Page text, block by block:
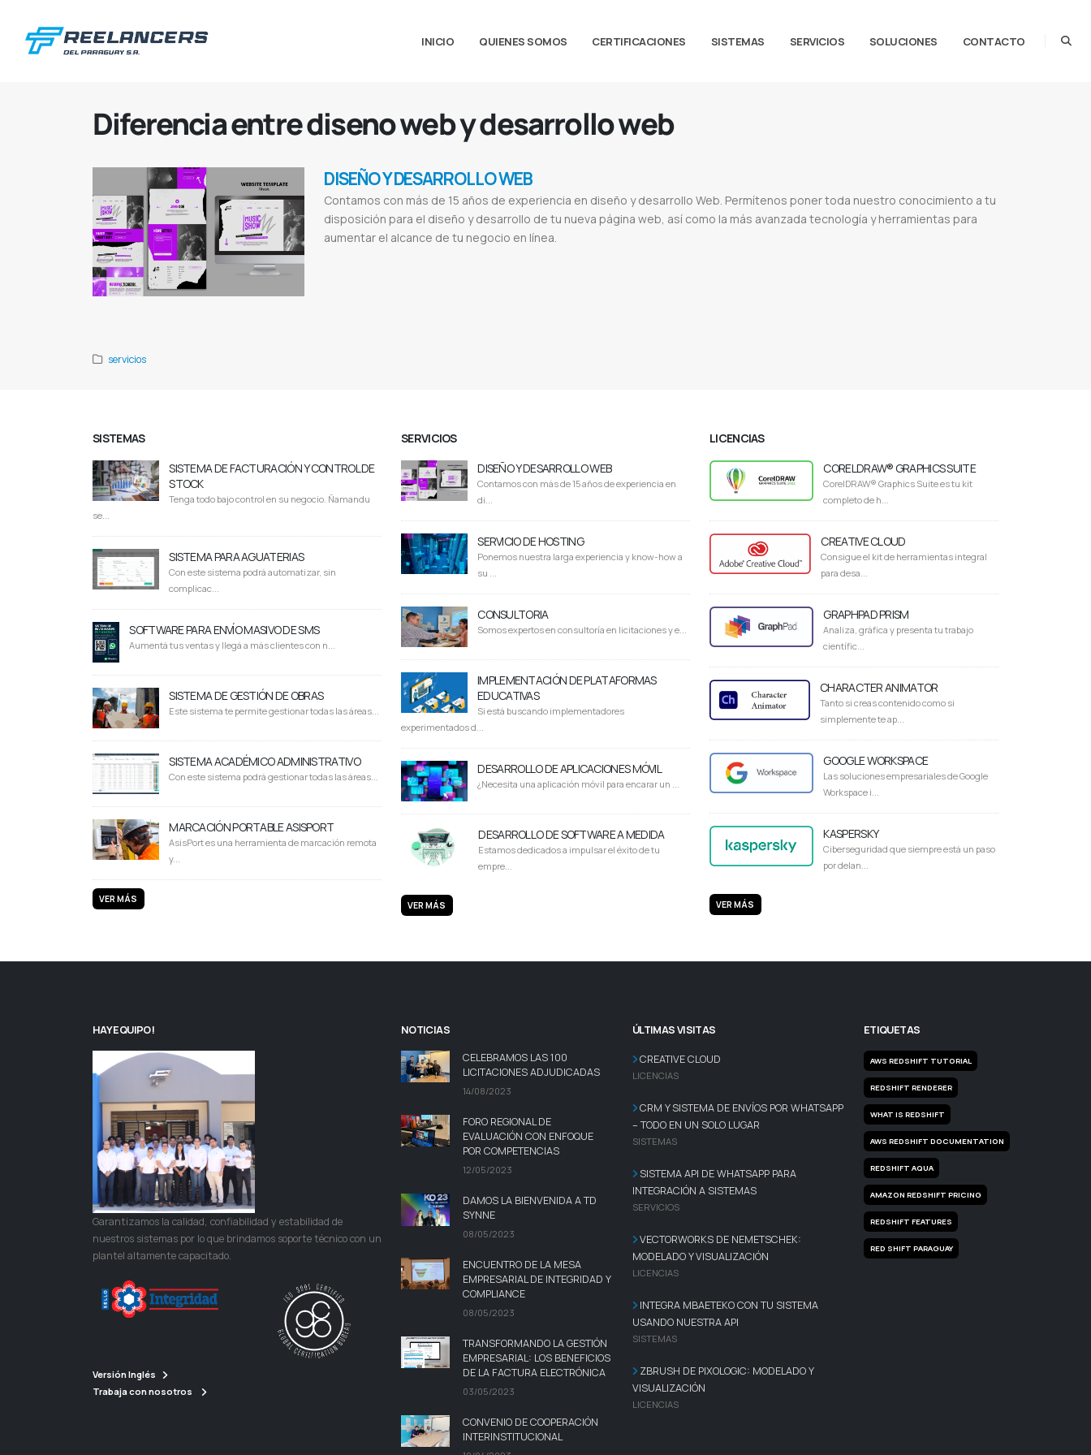
INICIO QUIENES SOMOS CERTIFICACIONES SISTEMAS SERVICIOS SOLUCIONES CONTACTO
Diferencia entre diseno web y desarrollo web
DISEÑO Y DESARROLLO WEB
Contamos con más de 15 años de experiencia en diseño y desarrollo Web. Permítenos poner toda nuestro conocimiento a tu
disposición para el diseño y desarrollo de tu nueva página web, así como la más avanzada tecnología y herramientas para
aumentar el alcance de tu negocio en línea.
servicios
SISTEMAS
SISTEMA DE FACTURACIÓN Y CONTROL DE
STOCK
Tenga todo bajo control en su negocio. Ñamandu
se...
SISTEMA PARA AGUATERIAS
Con este sistema podrá automatizar, sin
complicac...
SOFTWARE PARA ENVÍO MASIVO DE SMS
Aumentá tus ventas y llegá a más clientes con n...
SISTEMA DE GESTIÓN DE OBRAS
Este sistema te permite gestionar todas las áreas...
SISTEMA ACADÉMICO ADMINISTRATIVO
Con este sistema podrá gestionar todas las áreas...
MARCACIÓN PORTABLE ASISPORT
AsisPort es una herramienta de marcación remota
y...
VER MÁS
SERVICIOS
DISEÑO Y DESARROLLO WEB
Contamos con más de 15 años de experiencia en
di...
SERVICIO DE HOSTING
Ponemos nuestra larga experiencia y know-how a
su ...
CONSULTORIA
Somos expertos en consultoría en licitaciones y e...
IMPLEMENTACIÓN DE PLATAFORMAS
EDUCATIVAS
Si está buscando implementadores
experimentados d...
DESARROLLO DE APLICACIONES MÓVIL
¿Necesita una aplicación móvil para encarar un ...
DESARROLLO DE SOFTWARE A MEDIDA
Estamos dedicados a impulsar el éxito de tu
empre...
VER MÁS
LICENCIAS
CORELDRAW® GRAPHICS SUITE
CorelDRAW® Graphics Suite es tu kit
completo de h...
CREATIVE CLOUD
Consigue el kit de herramientas integral
para desa...
GRAPHPAD PRISM
Analiza, gráfica y presenta tu trabajo
científic...
CHARACTER ANIMATOR
Tanto si creas contenido como si
simplemente te ap...
GOOGLE WORKSPACE
Las soluciones empresariales de Google
Workspace i...
KASPERSKY
Ciberseguridad que siempre está un paso
por delan...
VER MÁS
HAY EQUIPO!
Garantizamos la calidad, confiabilidad y estabilidad de
nuestros sistemas por lo que brindamos soporte técnico con un
plantel altamente capacitado.
Versión Inglés
Trabaja con nosotros
NOTICIAS
CELEBRAMOS LAS 100
LICITACIONES ADJUDICADAS
14/08/2023
FORO REGIONAL DE
EVALUACIÓN CON ENFOQUE
POR COMPETENCIAS
12/05/2023
DAMOS LA BIENVENIDA A TD
SYNNE
08/05/2023
ENCUENTRO DE LA MESA
EMPRESARIAL DE INTEGRIDAD Y
COMPLIANCE
08/05/2023
TRANSFORMANDO LA GESTIÓN
EMPRESARIAL: LOS BENEFICIOS
DE LA FACTURA ELECTRÓNICA
03/05/2023
CONVENIO DE COOPERACIÓN
INTERINSTITUCIONAL
ÚLTIMAS VISITAS
CREATIVE CLOUD
LICENCIAS
CRM Y SISTEMA DE ENVÍOS POR WHATSAPP
– TODO EN UN SOLO LUGAR
SISTEMAS
SISTEMA API DE WHATSAPP PARA
INTEGRACIÓN A SISTEMAS
SERVICIOS
VECTORWORKS DE NEMETSCHEK:
MODELADO Y VISUALIZACIÓN
LICENCIAS
INTEGRA MBAETEKO CON TU SISTEMA
USANDO NUESTRA API
SISTEMAS
ZBRUSH DE PIXOLOGIC: MODELADO Y
VISUALIZACIÓN
LICENCIAS
ETIQUETAS
AWS REDSHIFT TUTORIAL
REDSHIFT RENDERER
WHAT IS REDSHIFT
AWS REDSHIFT DOCUMENTATION
REDSHIFT AQUA
AMAZON REDSHIFT PRICING
REDSHIFT FEATURES
RED SHIFT PARAGUAY